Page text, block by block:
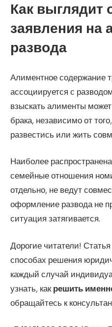
Как выглядит
заявления на
развода
Алиментное содержание
ассоциируется с
взыскать алименты
брака, независимо от
развестись или жить
Наиболее
семейные отношения
отдельно, не ведут
оформление развода не
ситуация затягивается.
Дорогие читатели!
способах решения
каждый случай
узнать, какрешить
обращайтесь к